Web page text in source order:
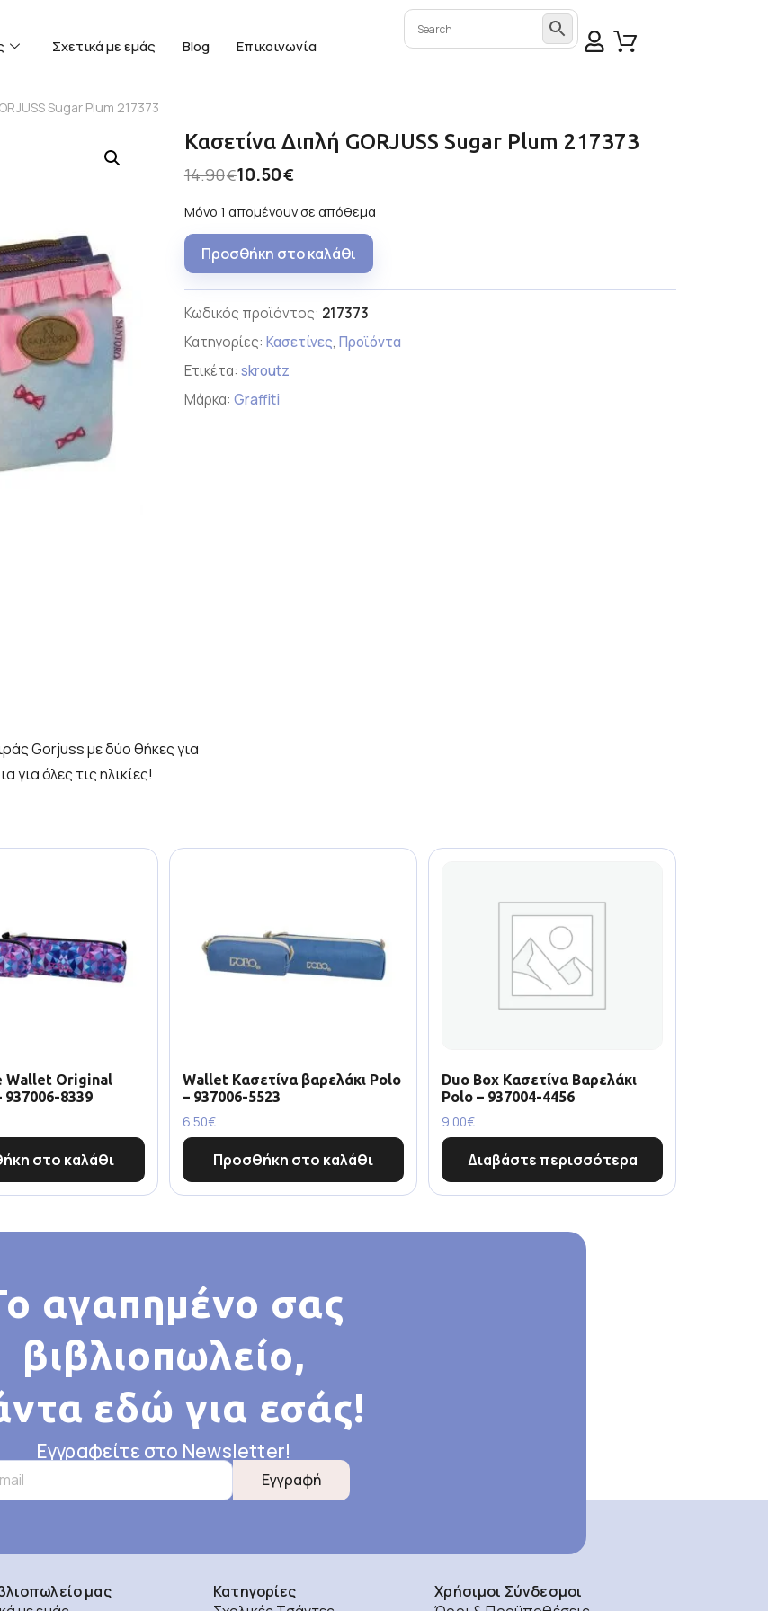
Σχετικά με εμάς Blog Επικοινωνία
Sugar Plum 217373
Κασετίνα Διπλή GORJUSS Sugar Plum 217373
14.90€10.50€
Μόνο 1 απομένουν σε απόθεμα
Προσθήκη στο καλάθι
Κωδικός προϊόντος: 217373
Κατηγορίες: Κασετίνες, Προϊόντα
Ετικέτα: skroutz
Μάρκα: Graffiti
Gorjuss με δύο θήκες για
όλες τις ηλικίες!
Wallet Original
937006-8339
στο καλάθι
Wallet Κασετίνα βαρελάκι Polo
– 937006-5523
6.50€
Προσθήκη στο καλάθι
Duo Box Κασετίνα Βαρελάκι
Polo – 937004-4456
9.00€
Διαβάστε περισσότερα
αγαπημένο σας
βιβλιοπωλείο,
εδώ για εσάς!
Εγγραφείτε στο Newsletter!
Εγγραφή
μας
Κατηγορίες
Χρήσιμοι Σύνδεσμοι